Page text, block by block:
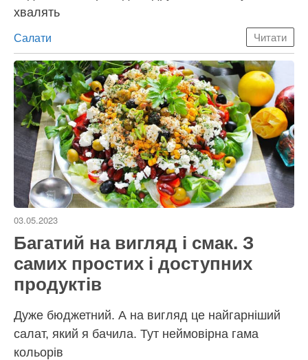
хвалять
Категорії
Салати Читати
03.05.2023
Багатий на вигляд і смак. З
самих простих і доступних
продуктів
Дуже бюджетний. А на вигляд це найгарніший
салат, який я бачила. Тут неймовірна гама
кольорів